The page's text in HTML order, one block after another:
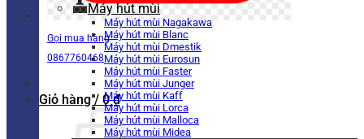
Gọi mua hàng
0867760468
Giỏ hàng / 0₫
Máy hút mùi
Máy hút mùi Nagakawa
Máy hút mùi Blanc
Máy hút mùi Dmestik
Máy hút mùi Eurosun
Máy hút mùi Faster
Máy hút mùi Junger
Máy hút mùi Kaff
Máy hút mùi Lorca
Máy hút mùi Malloca
Máy hút mùi Midea